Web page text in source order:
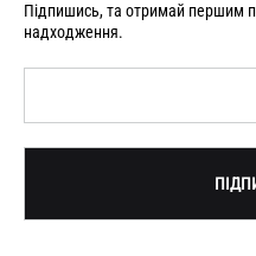
Підпишись, та отримай першим
надходження.